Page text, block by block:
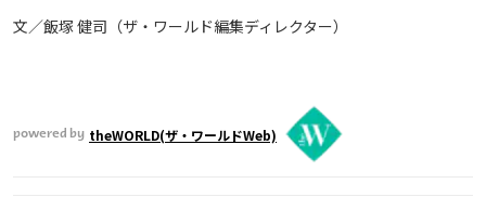
文／飯塚 健司（ザ・ワールド編集ディレクター）
powered by theWORLD(ザ・ワールドWeb)